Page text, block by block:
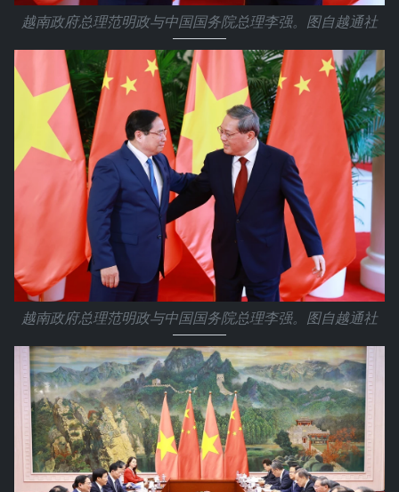
越南政府总理范明政与中国国务院总理李强。图自越通社
越南政府总理范明政与中国国务院总理李强。图自越通社